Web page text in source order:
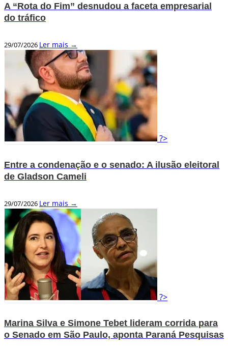
A “Rota do Fim” desnudou a faceta empresarial
do tráfico
29/07/2026 Ler mais →
?>
Entre a condenação e o senado: A ilusão eleitoral
de Gladson Cameli
29/07/2026 Ler mais →
?>
Marina Silva e Simone Tebet lideram corrida para
o Senado em São Paulo, aponta Paraná Pesquisas